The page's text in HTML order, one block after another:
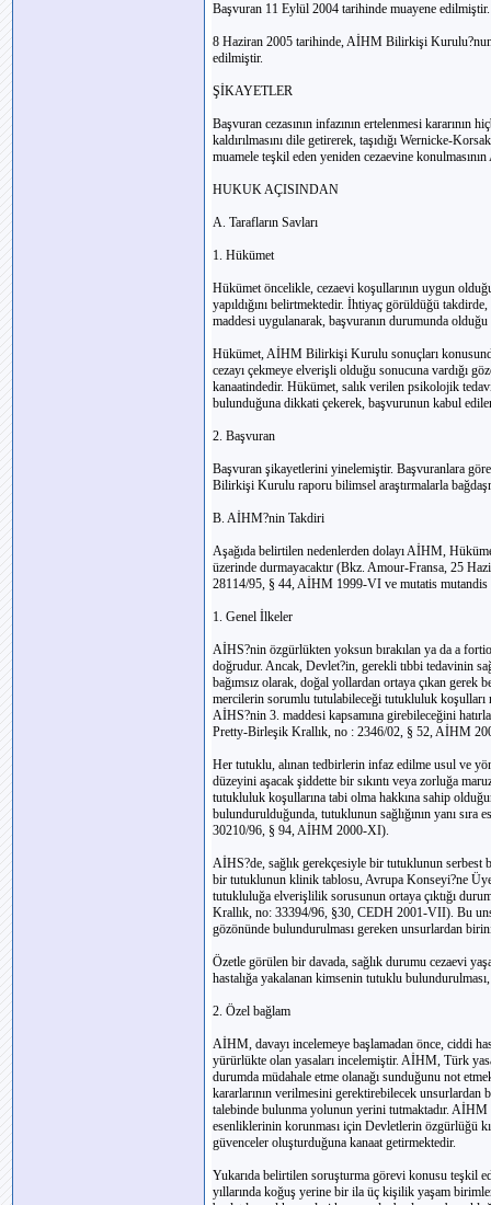
Başvuran 11 Eylül 2004 tarihinde muayene edilmiştir.
8 Haziran 2005 tarihinde, AİHM Bilirkişi Kurulu?nun
edilmiştir.
ŞİKAYETLER
Başvuran cezasının infazının ertelenmesi kararının
kaldırılmasını dile getirerek, taşıdığı Wernicke-
muamele teşkil eden yeniden cezaevine
HUKUK AÇISINDAN
A. Tarafların Savları
1. Hükümet
Hükümet öncelikle, cezaevi koşullarının uygun
yapıldığını belirtmektedir. İhtiyaç görüldüğü
maddesi uygulanarak, başvuranın durumunda
Hükümet, AİHM Bilirkişi Kurulu sonuçları
cezayı çekmeye elverişli olduğu sonucuna vardığı
kanaatindedir. Hükümet, salık verilen psikolojik
bulunduğuna dikkati çekerek, başvurunun kabul
2. Başvuran
Başvuran şikayetlerini yinelemiştir. Başvuranlara
Bilirkişi Kurulu raporu bilimsel araştırmalarla
B. AİHM?nin Takdiri
Aşağıda belirtilen nedenlerden dolayı AİHM,
üzerinde durmayacaktır (Bkz. Amour-Fransa, 25
28114/95, § 44, AİHM 1999-VI ve mutatis
1. Genel İlkeler
AİHS?nin özgürlükten yoksun bırakılan ya da a
doğrudur. Ancak, Devlet?in, gerekli tıbbi tedavinin
bağımsız olarak, doğal yollardan ortaya çıkan gerek
mercilerin sorumlu tutulabileceği tutukluluk koşulları
AİHS?nin 3. maddesi kapsamına girebileceğini
Pretty-Birleşik Krallık, no : 2346/02, § 52, AİHM
Her tutuklu, alınan tedbirlerin infaz edilme usul ve
düzeyini aşacak şiddette bir sıkıntı veya zorluğa
tutukluluk koşullarına tabi olma hakkına sahip
bulundurulduğunda, tutuklunun sağlığının yanı
30210/96, § 94, AİHM 2000-XI).
AİHS?de, sağlık gerekçesiyle bir tutuklunun serbest
bir tutuklunun klinik tablosu, Avrupa Konseyi?ne
tutukluluğa elverişlilik sorusunun ortaya çıktığı
Krallık, no: 33394/96, §30, CEDH 2001-VII). Bu
gözönünde bulundurulması gereken unsurlardan
Özetle görülen bir davada, sağlık durumu cezaevi
hastalığa yakalanan kimsenin tutuklu
2. Özel bağlam
AİHM, davayı incelemeye başlamadan önce, ciddi
yürürlükte olan yasaları incelemiştir. AİHM, Türk
durumda müdahale etme olanağı sunduğunu not
kararlarının verilmesini gerektirebilecek unsurlardan
talebinde bulunma yolunun yerini tutmaktadır.
esenliklerinin korunması için Devletlerin özgürlüğü
güvenceler oluşturduğuna kanaat getirmektedir.
Yukarıda belirtilen soruşturma görevi konusu teşkil
yıllarında koğuş yerine bir ila üç kişilik yaşam